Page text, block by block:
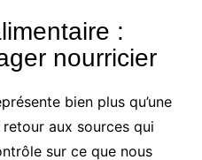
:
nourricier
bien plus qu’une
retour aux sources qui
sur ce que nous